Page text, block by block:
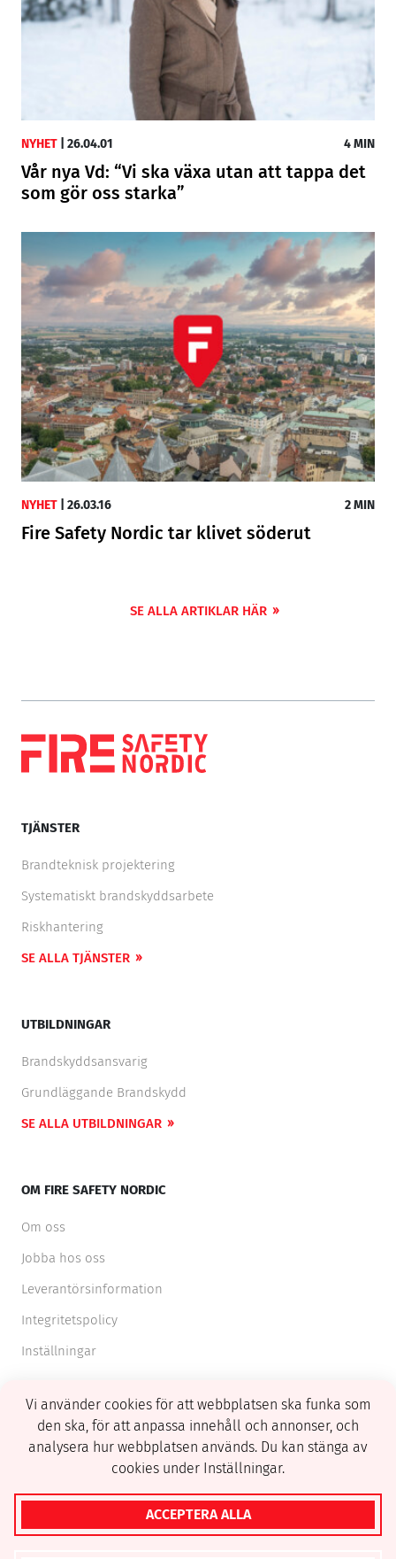
NYHET 26.04.01 4 MIN
Vår nya Vd: “Vi ska växa utan att tappa det
som gör oss starka”
NYHET 26.03.16 2 MIN
Fire Safety Nordic tar klivet söderut
SE ALLA ARTIKLAR HÄR
TJÄNSTER
Brandteknisk projektering
Systematiskt brandskyddsarbete
Riskhantering
SE ALLA TJÄNSTER
UTBILDNINGAR
Brandskyddsansvarig
Grundläggande Brandskydd
SE ALLA UTBILDNINGAR
OM FIRE SAFETY NORDIC
Om oss
Jobba hos oss
Leverantörsinformation
Integritetspolicy
Inställningar
© 2026 FSN. All right reserved.
Vi använder cookies för att webbplatsen ska funka som
den ska, för att anpassa innehåll och annonser, och
analysera hur webbplatsen används. Du kan stänga av
cookies under Inställningar.
ACCEPTERA ALLA